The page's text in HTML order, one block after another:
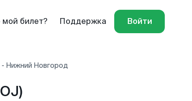
мой билет? Поддержка Войти
- Нижний Новгород